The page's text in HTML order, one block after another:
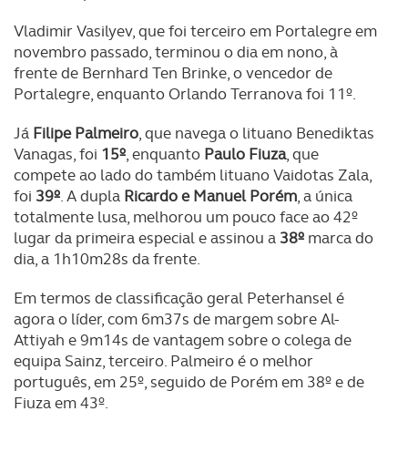
Realçamos que o bloqueio de certo tipo de Cookies e
tecnologias similares pode ter impacto na sua
experiência de navegação no Website e nos serviços
disponibilizados.
Consulte a política de cookies do site.
Vladimir Vasilyev, que foi terceiro em Portalegre em
novembro passado, terminou o dia em nono, à
frente de Bernhard Ten Brinke, o vencedor de
Portalegre, enquanto Orlando Terranova foi 11º.
Já Filipe Palmeiro, que navega o lituano Benediktas
Vanagas, foi 15º, enquanto Paulo Fiuza, que
compete ao lado do também lituano Vaidotas Zala,
foi 39º. A dupla Ricardo e Manuel Porém, a única
totalmente lusa, melhorou um pouco face ao 42º
lugar da primeira especial e assinou a 38º marca do
dia, a 1h10m28s da frente.
Em termos de classificação geral Peterhansel é
agora o líder, com 6m37s de margem sobre Al-
Attiyah e 9m14s de vantagem sobre o colega de
equipa Sainz, terceiro. Palmeiro é o melhor
português, em 25º, seguido de Porém em 38º e de
Fiuza em 43º.